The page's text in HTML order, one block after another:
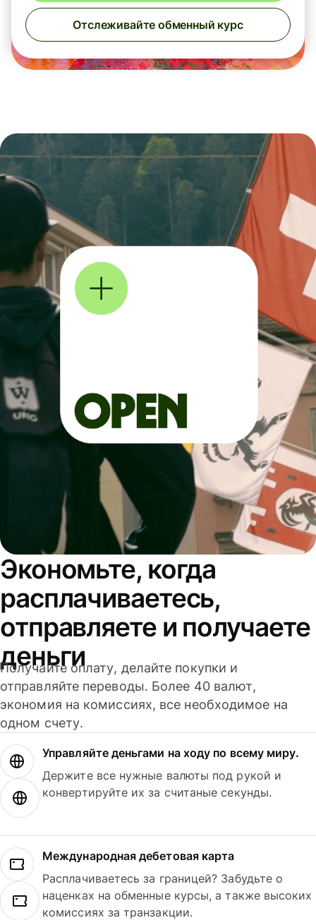
Отслеживайте обменный курс
Экономьте, когда
расплачиваетесь,
отправляете и получаете
деньги
Получайте оплату, делайте покупки и
отправляйте переводы. Более 40 валют,
экономия на комиссиях, все необходимое на
одном счету.
Управляйте деньгами на ходу по всему миру.
Держите все нужные валюты под рукой и
конвертируйте их за считаные секунды.
Международная дебетовая карта
Расплачиваетесь за границей? Забудьте о
наценках на обменные курсы, а также высоких
комиссиях за транзакции.